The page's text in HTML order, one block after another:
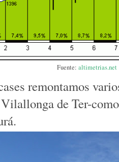
Fuente: altimetrias.net
remontamos
de Ter-